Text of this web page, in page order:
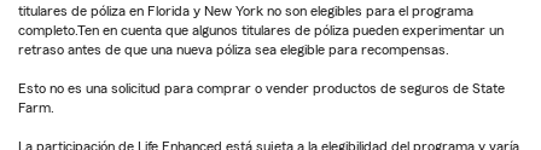
titulares de póliza en Florida y New York no son elegibles para el programa
completo.Ten en cuenta que algunos titulares de póliza pueden experimentar un
retraso antes de que una nueva póliza sea elegible para recompensas.
Esto no es una solicitud para comprar o vender productos de seguros de State
Farm.
La participación de Life Enhanced está sujeta a la elegibilidad del programa y varía